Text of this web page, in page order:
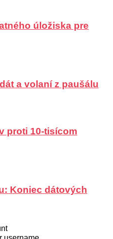
úložiska pre
a volaní z paušálu
proti 10-tisícom
Koniec dátových